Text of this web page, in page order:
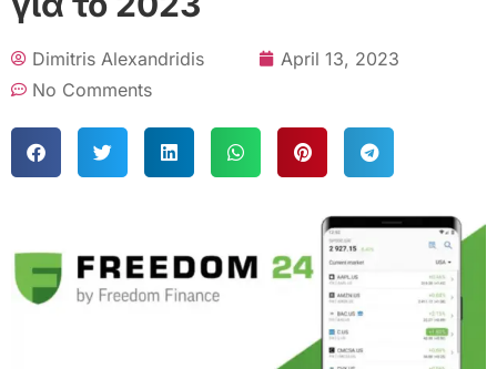
Dimitris Alexandridis
April 13, 2023
No Comments